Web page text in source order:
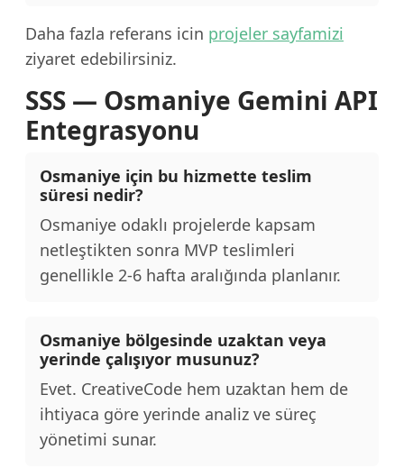
Daha fazla referans icin projeler sayfamizi
ziyaret edebilirsiniz.
SSS — Osmaniye Gemini API
Entegrasyonu
Osmaniye için bu hizmette teslim
süresi nedir?
Osmaniye odaklı projelerde kapsam
netleştikten sonra MVP teslimleri
genellikle 2-6 hafta aralığında planlanır.
Osmaniye bölgesinde uzaktan veya
yerinde çalışıyor musunuz?
Evet. CreativeCode hem uzaktan hem de
ihtiyaca göre yerinde analiz ve süreç
yönetimi sunar.